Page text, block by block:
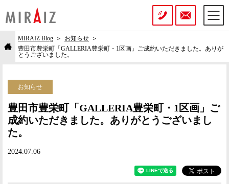
MIRAIZ Blog
お知らせ
豊田市豊栄町「GALLERIA豊栄町・1区画」ご成約いただきました。ありが
とうございました。
お知らせ
豊田市豊栄町「GALLERIA豊栄町・1区画」ご
成約いただきました。ありがとうございまし
た。
2024.07.06